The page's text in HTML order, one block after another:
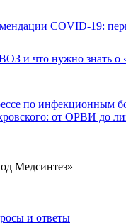
COVID-19:
от ОРВИ до
и ответы